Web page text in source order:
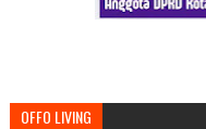
OFFO LIVING